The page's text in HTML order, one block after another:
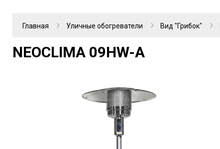
Главная Уличные обогреватели Вид "Грибок"
NEOCLIMA 09HW-A